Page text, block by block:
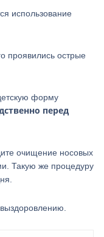
использование
проявились острые
форму
перед
очищение носовых
Такую же процедуру